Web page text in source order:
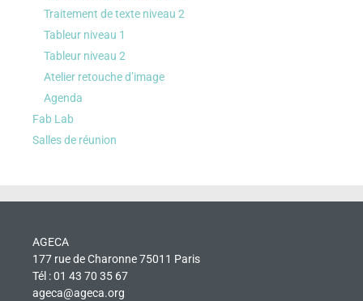
Traitement de texte niveau 2
Tableur niveau 1
Tableur niveau 2
Atelier retouche d’image
Agenda
Fab Lab
Salles de réunion
AGECA
177 rue de Charonne 75011 Paris
Tél : 01 43 70 35 67
ageca@ageca.org